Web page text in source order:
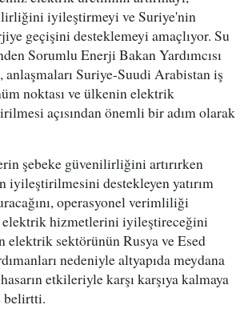
iyileştirmeyi ve Suriye'nin
geçişini desteklemeyi amaçlıyor. Su
Sorumlu Enerji Bakan Yardımcısı
anlaşmaları Suriye-Suudi Arabistan iş
noktası ve ülkenin elektrik
açısından önemli bir adım olarak
şebeke güvenilirliğini artırırken
iyileştirilmesini destekleyen yatırım
operasyonel verimliliği
elektrik hizmetlerini iyileştireceğini
elektrik sektörünün Rusya ve Esed
nedeniyle altyapıda meydana
etkileriyle karşı karşıya kalmaya
belirtti.